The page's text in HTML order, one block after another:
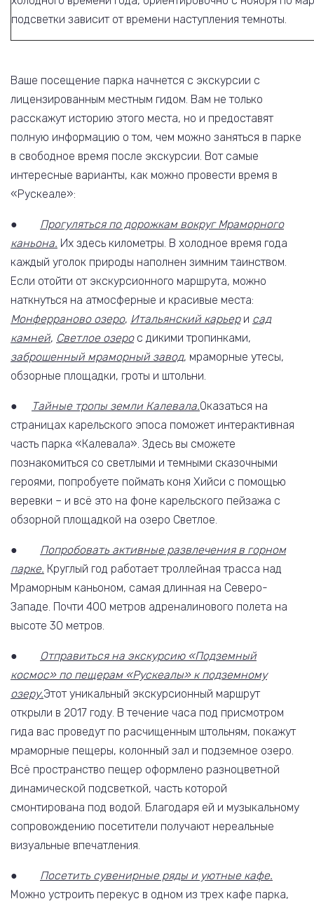
подсветки зависит от времени наступления темноты.
Ваше посещение парка начнется с экскурсии с
лицензированным местным гидом. Вам не только
расскажут историю этого места, но и предоставят
полную информацию о том, чем можно заняться в парке
в свободное время после экскурсии. Вот самые
интересные варианты, как можно провести время в
«Рускеале»:
● Прогуляться по дорожкам вокруг Мраморного
каньона. Их здесь километры. В холодное время года
каждый уголок природы наполнен зимним таинством.
Если отойти от экскурсионного маршрута, можно
наткнуться на атмосферные и красивые места:
Монферраново озеро, Итальянский карьери сад
камней, Светлое озерос дикими тропинками,
заброшенный мраморный завод, мраморные утесы,
обзорные площадки, гроты и штольни.
● Тайные тропы земли Калевала.Оказаться на
страницах карельского эпоса поможет интерактивная
часть парка «Калевала». Здесь вы сможете
познакомиться со светлыми и темными сказочными
героями, попробуете поймать коня Хийси с помощью
веревки – и всё это на фоне карельского пейзажа с
обзорной площадкой на озеро Светлое.
● Попробовать активные развлечения в горном
парке. Круглый год работает троллейная трасса над
Мраморным каньоном, самая длинная на Северо-
Западе. Почти 400 метров адреналинового полета на
высоте 30 метров.
●
Отправиться на экскурсию «Подземный
космос» по пещерам «Рускеалы» к подземному
озеру.Этот уникальный экскурсионный маршрут
открыли в 2017 году. В течение часа под присмотром
гида вас проведут по расчищенным штольням, покажут
мраморные пещеры, колонный зал и подземное озеро.
Всё пространство пещер оформлено разноцветной
динамической подсветкой, часть которой
смонтирована под водой. Благодаря ей и музыкальному
сопровождению посетители получают нереальные
визуальные впечатления.
● Посетить сувенирные ряды и уютные кафе.
Можно устроить перекус в одном из трех кафе парка,